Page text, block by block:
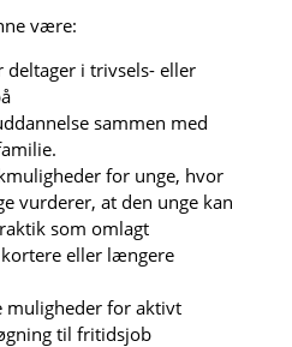
være:
deltager i trivsels- eller
sammen med
for unge, hvor
vurderer, at den unge kan
som omlagt
eller længere
muligheder for aktivt
til fritidsjob